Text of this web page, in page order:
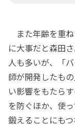
また年齢を重
に大事だと森田
人も多いが、「
師が開発したも
い影響をもたら
を防ぐほか、使
鍛えることにもつ